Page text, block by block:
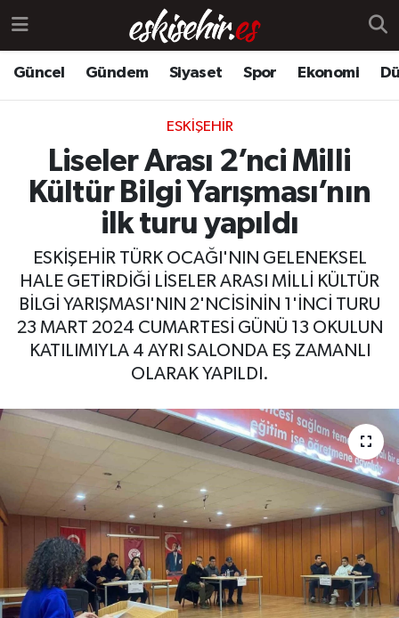
Güncel Gündem Siyaset Spor Ekonomi
ESKIŞEHIR
Liseler Arası 2’nci Milli
Kültür Bilgi Yarışması’nın
ilk turu yapıldı
ESKİŞEHİR TÜRK OCAĞI'NIN GELENEKSEL
HALE GETİRDİĞİ LİSELER ARASI MİLLİ KÜLTÜR
BİLGİ YARIŞMASI'NIN 2'NCİSİNİN 1'İNCİ TURU
23 MART 2024 CUMARTESİ GÜNÜ 13 OKULUN
KATILIMIYLA 4 AYRI SALONDA EŞ ZAMANLI
OLARAK YAPILDI.